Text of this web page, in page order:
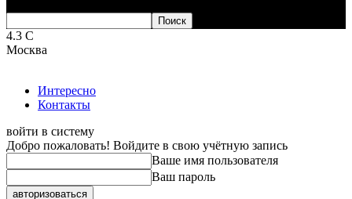
4.3 C
Москва
Интересно
Контакты
войти в систему
Добро пожаловать! Войдите в свою учётную запись
Ваше имя пользователя
Ваш пароль